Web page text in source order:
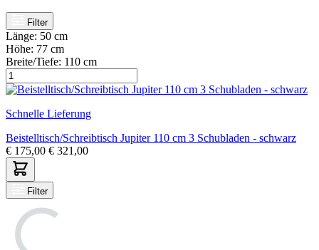
Filter
Länge: 50 cm
Höhe: 77 cm
Breite/Tiefe: 110 cm
Schnelle Lieferung
Beistelltisch/Schreibtisch Jupiter 110 cm 3 Schubladen - schwarz
€ 175,00 € 321,00
Filter